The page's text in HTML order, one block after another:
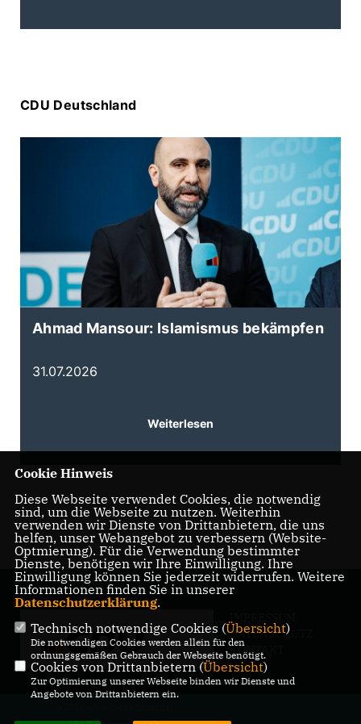
CDU Deutschland
Ahmad Mansour: Islamismus bekämpfen
31.07.2026
Weiterlesen
DATENSCHUTZ
KONTAKT
Cookie Hinweis
Diese Webseite verwendet Cookies, die notwendig
sind, um die Webseite zu nutzen. Weiterhin
verwenden wir Dienste von Drittanbietern, die uns
helfen, unser Webangebot zu verbessern (Website-
Optmierung). Für die Verwendung bestimmter
Dienste, benötigen wir Ihre Einwilligung. Ihre
Einwilligung können Sie jederzeit widerrufen. Weitere
Informationen finden Sie in unserer
Datenschutzerklärung.
Technisch notwendige Cookies (Übersicht)
Die notwendigen Cookies werden allein für den
ordnungsgemäßen Gebrauch der Webseite benötigt.
Cookies von Drittanbietern (Übersicht)
Zur Optimierung unserer Webseite binden wir Dienste und
Angebote von Drittanbietern ein.